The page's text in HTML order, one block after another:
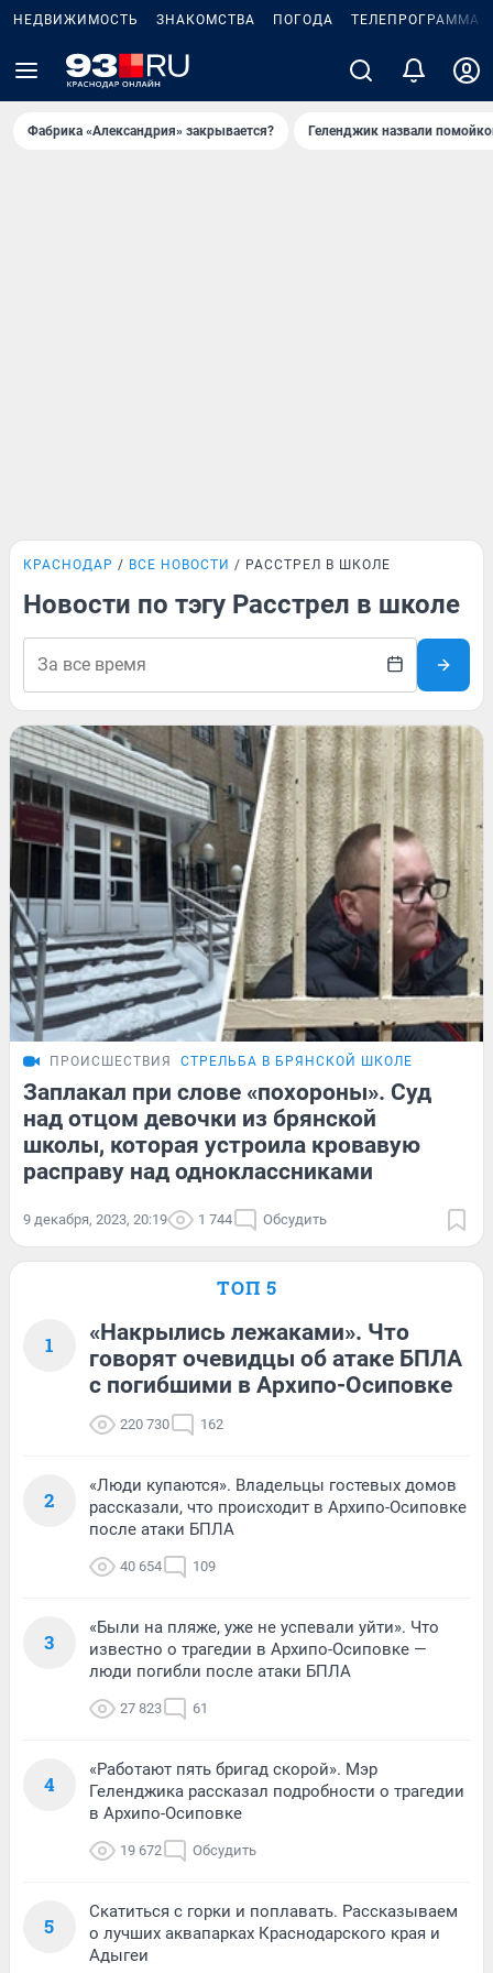
НЕДВИЖИМОСТЬ ЗНАКОМСТВА ПОГОДА ТЕЛЕПРОГРАММА
Фабрика «Александрия» закрывается? Геленджик назвали
КРАСНОДАР ВСЕ НОВОСТИ РАССТРЕЛ В ШКОЛЕ
Новости по тэгу Расстрел в школе
ПРОИСШЕСТВИЯ СТРЕЛЬБА В БРЯНСКОЙ ШКОЛЕ
Заплакал при слове «похороны». Суд
над отцом девочки из брянской
школы, которая устроила кровавую
расправу над одноклассниками
9 декабря, 2023, 20:19 1 744 Обсудить
ТОП 5
1
«Накрылись лежаками». Что
говорят очевидцы об атаке БПЛА
с погибшими в Архипо-Осиповке
220 730 162
2
«Люди купаются». Владельцы гостевых домов
рассказали, что происходит в Архипо-Осиповке
после атаки БПЛА
40 654 109
3
«Были на пляже, уже не успевали уйти». Что
известно о трагедии в Архипо-Осиповке —
люди погибли после атаки БПЛА
27 823 61
4
«Работают пять бригад скорой». Мэр
Геленджика рассказал подробности о трагедии
в Архипо-Осиповке
19 672 Обсудить
5
Скатиться с горки и поплавать. Рассказываем
о лучших аквапарках Краснодарского края и
Адыгеи